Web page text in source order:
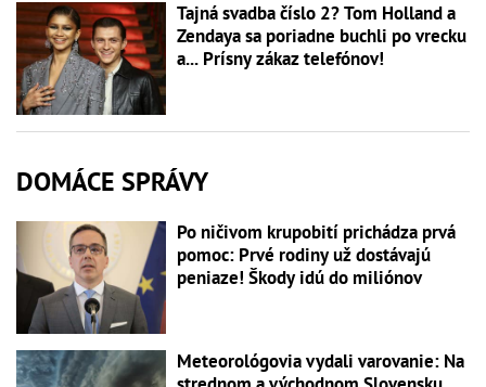
Tajná svadba číslo 2? Tom Holland a
Zendaya sa poriadne buchli po vrecku
a... Prísny zákaz telefónov!
DOMÁCE SPRÁVY
Po ničivom krupobití prichádza prvá
pomoc: Prvé rodiny už dostávajú
peniaze! Škody idú do miliónov
Meteorológovia vydali varovanie: Na